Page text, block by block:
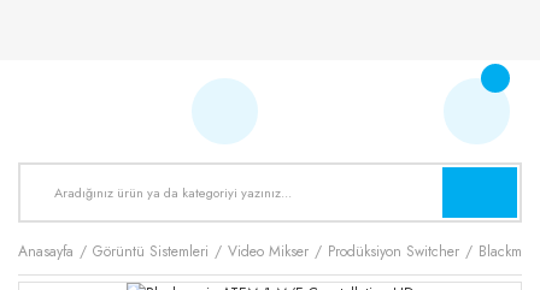
Anasayfa Görüntü Sistemleri Video Mikser Prodüksiyon Switcher